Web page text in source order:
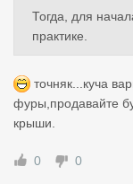
Тогда, для
практике.
точняк...куча
фуры,продавайте
крыши.
0 0